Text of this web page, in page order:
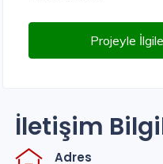
Projeyle
İletişim
Adres